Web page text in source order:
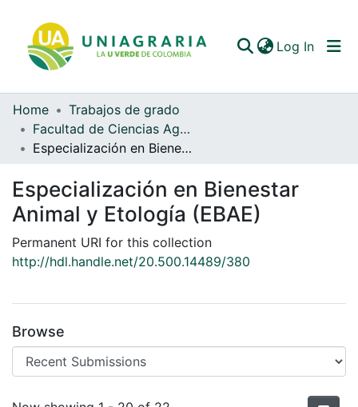
Log In
Communities & Collections
All of DSpace
Statistics
Home
Trabajos de grado
Facultad de Ciencias Agrarias
Especialización en Bienestar Animal y Etología (EBAE)
Especialización en Bienestar
Animal y Etología (EBAE)
Permanent URI for this collection
http://hdl.handle.net/20.500.14489/380
Browse